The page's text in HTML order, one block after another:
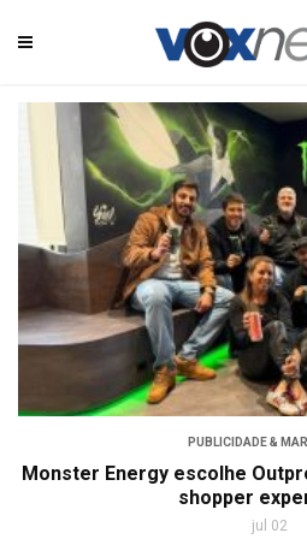
PUBLICIDADE &
Monster Energy escolhe
shopper
jul 02